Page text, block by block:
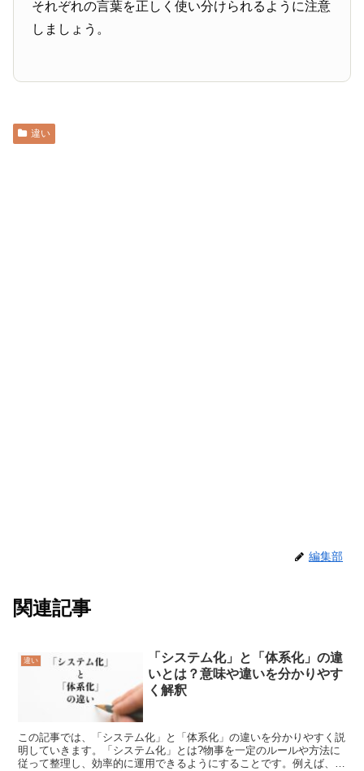
それぞれの言葉を正しく使い分けられるように注意
しましょう。
違い
編集部
関連記事
違い
「システム化」と「体系化」の違
いとは？意味や違いを分かりやす
く解釈
この記事では、「システム化」と「体系化」の違いを分かりやすく説
明していきます。「システム化」とは?物事を一定のルールや方法に
従って整理し、効率的に運用できるようにすることです。例えば、業